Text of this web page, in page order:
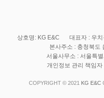
상호명: KG E&C 대표자 : 우치
본사주소 : 충청북도
서울사무소 : 서울특
개인정보 관리 책임
COPYRIGHT © 2021 KG E&C